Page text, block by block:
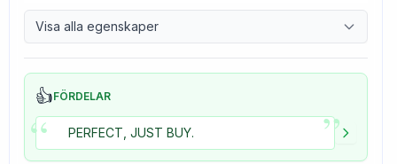
Control 9.7
Tackiness 4.7
Visa alla egenskaper
👍FÖRDELAR
“ PERFECT, JUST BUY. ”